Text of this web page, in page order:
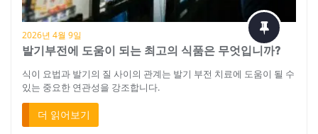
2026년 4월 9일
발기부전에 도움이 되는 최고의 식품은 무엇입니까?
식이 요법과 발기의 질 사이의 관계는 발기 부전 치료에 도움이 될 수
있는 중요한 연관성을 강조합니다.
더 읽어보기